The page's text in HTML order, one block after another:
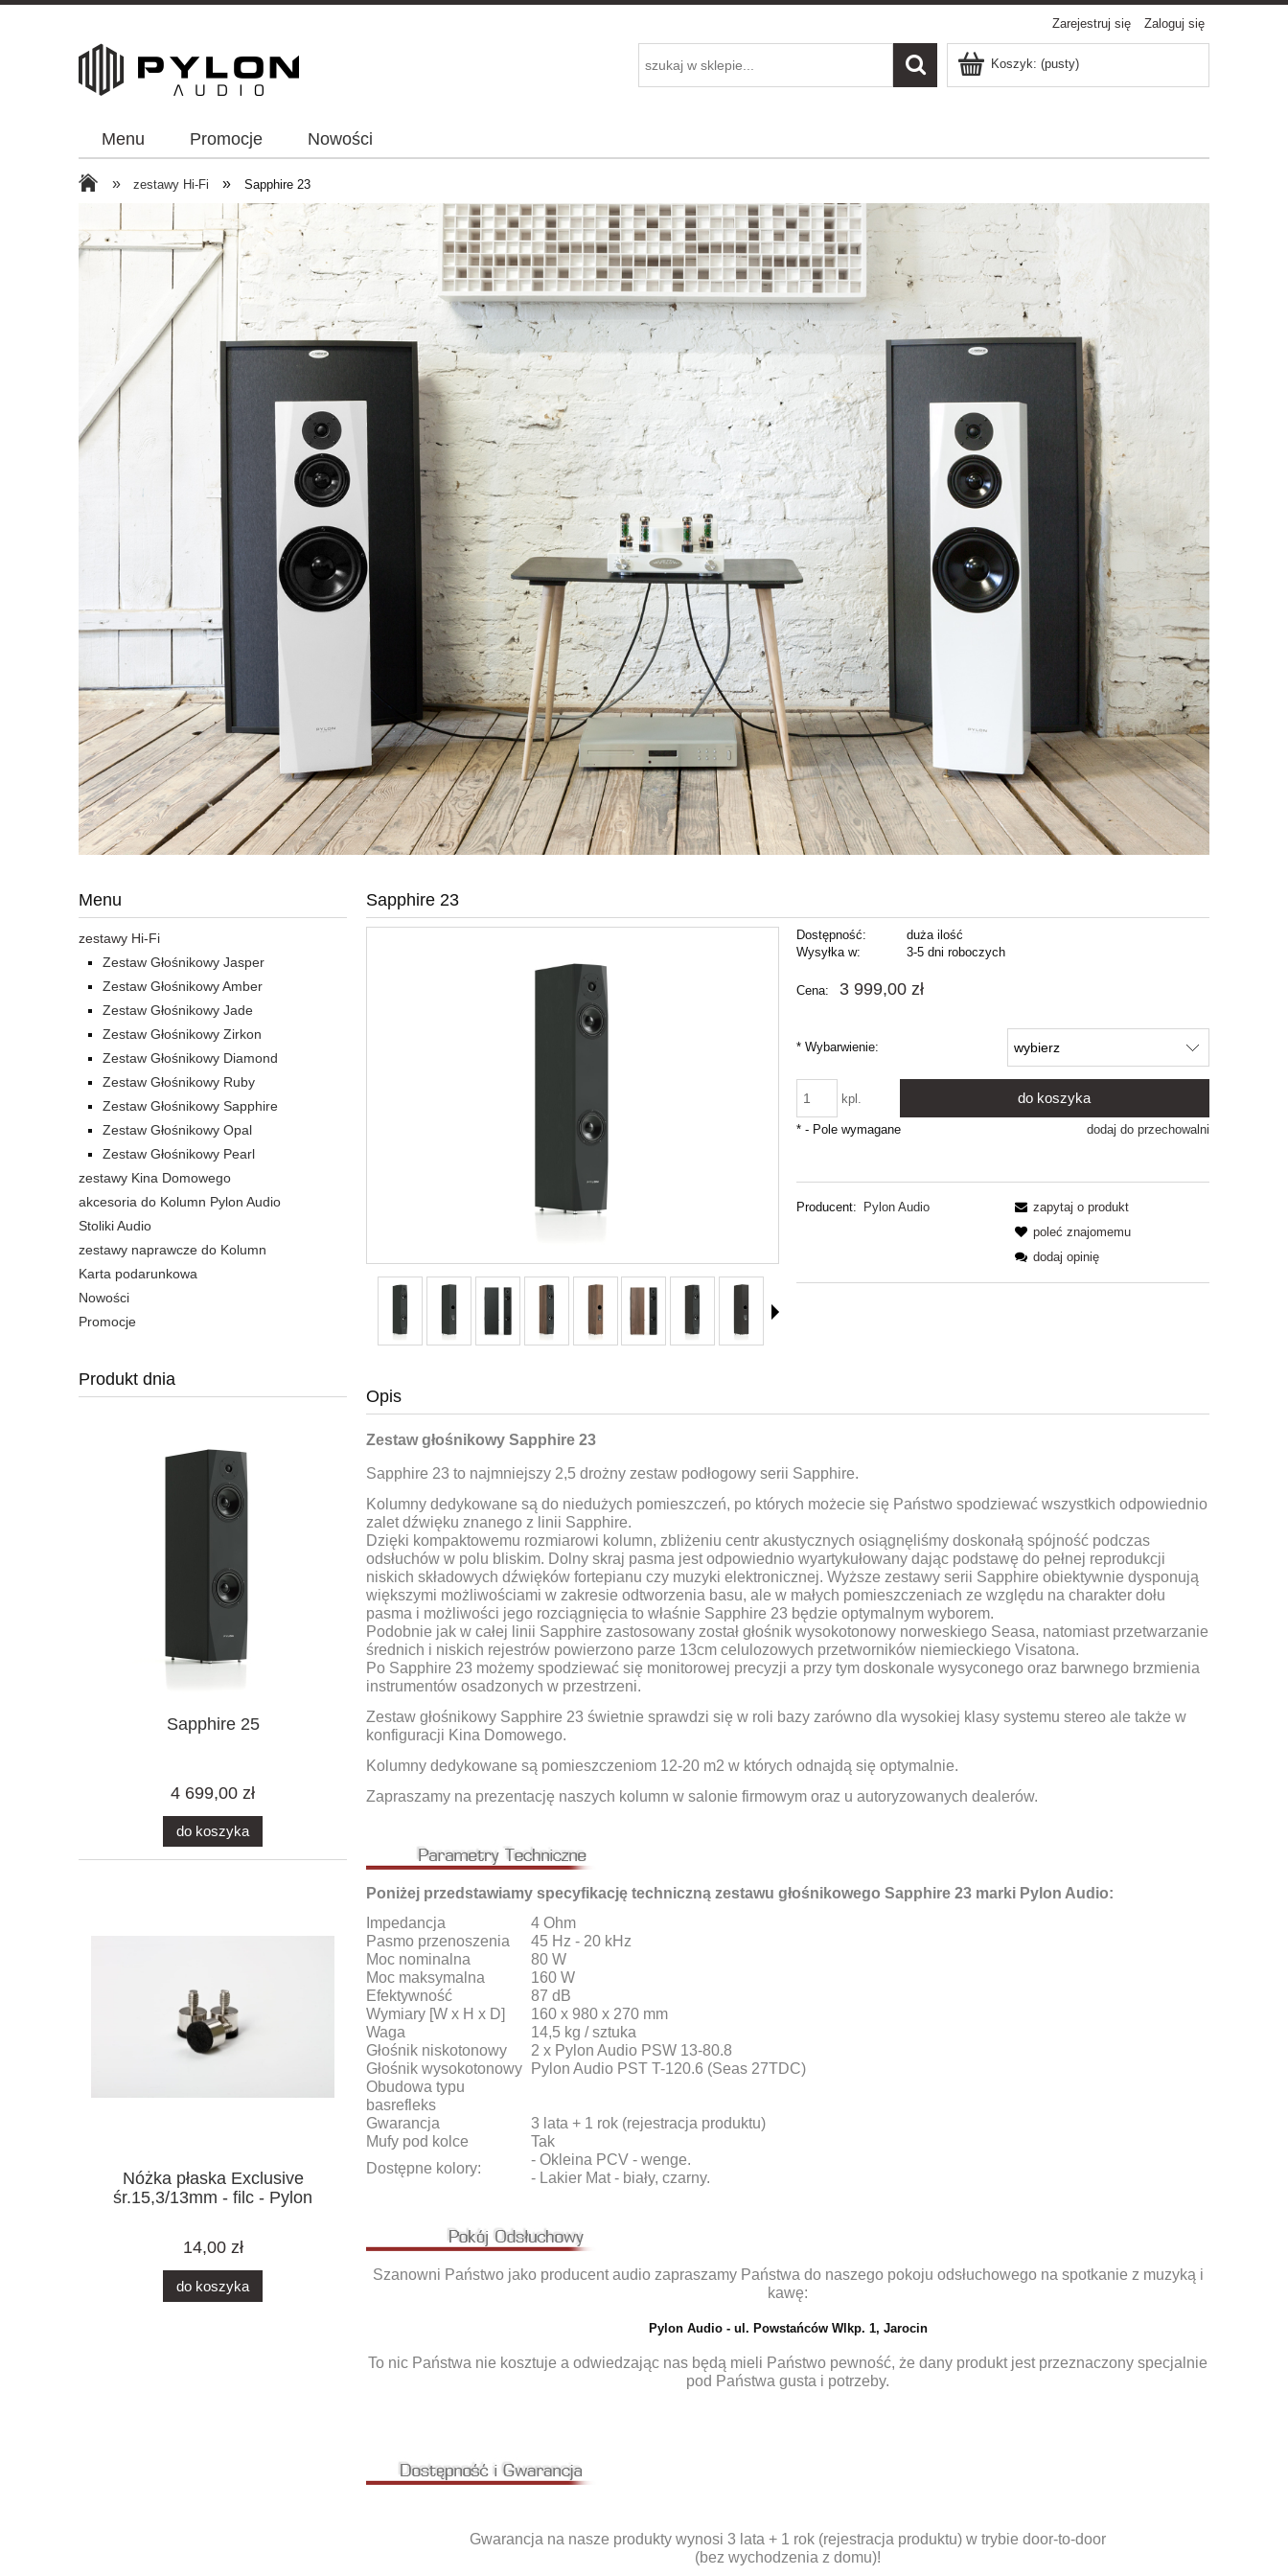
Zarejestruj się Zaloguj się
Koszyk: (pusty)
Menu Promocje Nowości
» zestawy Hi-Fi » Sapphire 23
Menu
zestawy Hi-Fi
Zestaw Głośnikowy Jasper
Zestaw Głośnikowy Amber
Zestaw Głośnikowy Jade
Zestaw Głośnikowy Zirkon
Zestaw Głośnikowy Diamond
Zestaw Głośnikowy Ruby
Zestaw Głośnikowy Sapphire
Zestaw Głośnikowy Opal
Zestaw Głośnikowy Pearl
zestawy Kina Domowego
akcesoria do Kolumn Pylon Audio
Stoliki Audio
zestawy naprawcze do Kolumn
Karta podarunkowa
Nowości
Promocje
Produkt dnia
Sapphire 25
4 699,00 zł
do koszyka
Nóżka płaska Exclusive
śr.15,3/13mm - filc - Pylon
14,00 zł
do koszyka
Sapphire 23
Dostępność:
duża ilość
Wysyłka w:
3-5 dni roboczych
Cena: 3 999,00 zł
* Wybarwienie:
kpl. do koszyka
dodaj do przechowalni
* - Pole wymagane
Producent: Pylon Audio
zapytaj o produkt
poleć znajomemu
dodaj opinię
Opis
Zestaw głośnikowy Sapphire 23
Sapphire 23 to najmniejszy 2,5 drożny zestaw podłogowy serii Sapphire.
Kolumny dedykowane są do niedużych pomieszczeń, po których możecie się Państwo spodziewać wszystkich odpowiednio
zalet dźwięku znanego z linii Sapphire.
Dzięki kompaktowemu rozmiarowi kolumn, zbliżeniu centr akustycznych osiągnęliśmy doskonałą spójność podczas
odsłuchów w polu bliskim. Dolny skraj pasma jest odpowiednio wyartykułowany dając podstawę do pełnej reprodukcji
niskich składowych dźwięków fortepianu czy muzyki elektronicznej. Wyższe zestawy serii Sapphire obiektywnie dysponują
większymi możliwościami w zakresie odtworzenia basu, ale w małych pomieszczeniach ze względu na charakter dołu
pasma i możliwości jego rozciągnięcia to właśnie Sapphire 23 będzie optymalnym wyborem.
Podobnie jak w całej linii Sapphire zastosowany został głośnik wysokotonowy norweskiego Seasa, natomiast przetwarzanie
średnich i niskich rejestrów powierzono parze 13cm celulozowych przetworników niemieckiego Visatona.
Po Sapphire 23 możemy spodziewać się monitorowej precyzji a przy tym doskonale wysyconego oraz barwnego brzmienia
instrumentów osadzonych w przestrzeni.
Zestaw głośnikowy Sapphire 23 świetnie sprawdzi się w roli bazy zarówno dla wysokiej klasy systemu stereo ale także w
konfiguracji Kina Domowego.
Kolumny dedykowane są pomieszczeniom 12-20 m2 w których odnajdą się optymalnie.
Zapraszamy na prezentację naszych kolumn w salonie firmowym oraz u autoryzowanych dealerów.
Poniżej przedstawiamy specyfikację techniczną zestawu głośnikowego Sapphire 23 marki Pylon Audio:
Impedancja
4 Ohm
Pasmo przenoszenia
45 Hz - 20 kHz
Moc nominalna
80 W
Moc maksymalna
160 W
Efektywność
87 dB
Wymiary [W x H x D]
160 x 980 x 270 mm
Waga
14,5 kg / sztuka
Głośnik niskotonowy
2 x Pylon Audio PSW 13-80.8
Głośnik wysokotonowy
Pylon Audio PST T-120.6 (Seas 27TDC)
Obudowa typu
basrefleks
Gwarancja
3 lata + 1 rok (rejestracja produktu)
Mufy pod kolce
Tak
Dostępne kolory:
- Okleina PCV - wenge.
- Lakier Mat - biały, czarny.
Szanowni Państwo jako producent audio zapraszamy Państwa do naszego pokoju odsłuchowego na spotkanie z muzyką i
kawę:
Pylon Audio - ul. Powstańców Wlkp. 1, Jarocin
To nic Państwa nie kosztuje a odwiedzając nas będą mieli Państwo pewność, że dany produkt jest przeznaczony specjalnie
pod Państwa gusta i potrzeby.
Gwarancja na nasze produkty wynosi 3 lata + 1 rok (rejestracja produktu) w trybie door-to-door
(bez wychodzenia z domu)!